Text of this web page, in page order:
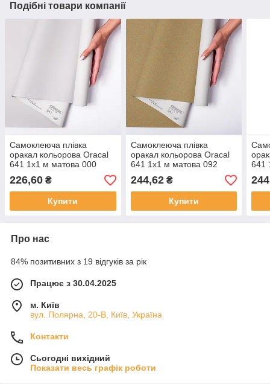
Подібні товари компанії
Самоклеюча плівка
оракал кольорова Oracal
641 1x1 м матова 000
прозорий
226,60 ₴
Купити
Самоклеюча плівка
оракал кольорова Oracal
641 1x1 м матова 092
мідний
244,62₴
Купити
641
Про нас
84% позитивних з 19 відгуків за рік
Працює з 30.04.2025
м. Київ
вул. Полярна, 20-В, Київ, Україна
Контакти
Сьогодні вихідний
Показати весь графік роботи